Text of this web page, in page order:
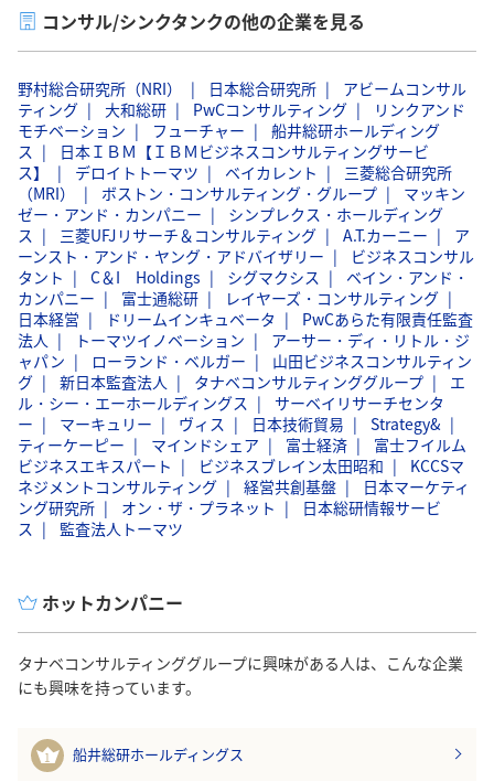
られました。この経験から、私もチームの一員として自身の
強みを活かしながら、顧客に深く寄り添い、価値を提供して
コンサル/シンクタンクの他の企業を見る
野村総合研究所（NRI） 日本総合研究所
アビームコンサル
ティング
大和総研 PwCコンサルティング
リンクアンド
モチベーション
フューチャー
船井総研ホールディング
ス
日本ＩＢＭ【ＩＢＭビジネスコンサルティングサービ
ス】
デロイトトーマツ ベイカレント
三菱総合研究所
（MRI）
ボストン・コンサルティング・グループ
マッキン
ゼー・アンド・カンパニー
シンプレクス・ホールディング
ス
三菱UFJリサーチ＆コンサルティング A.T.カーニー
ア
ーンスト・アンド・ヤング・アドバイザリー
ビジネスコンサル
タント
C＆I Holdings シグマクシス
ベイン・アンド・
カンパニー
富士通総研
レイヤーズ・コンサルティング
日本経営
ドリームインキュベータ
PwCあらた有限責任監査
法人
トーマツイノベーション
アーサー・ディ・リトル・ジ
ャパン
ローランド・ベルガー
山田ビジネスコンサルティン
グ
新日本監査法人 タナベコンサルティンググループ
エ
ル・シー・エーホールディングス
サーベイリサーチセンタ
ー
マーキュリー ヴィス 日本技術貿易
Strategy&
ティーケーピー
マインドシェア 富士経済
富士フイルム
ビジネスエキスパート
ビジネスブレイン太田昭和
KCCSマ
ネジメントコンサルティング
経営共創基盤
日本マーケティ
ング研究所
オン・ザ・プラネット
日本総研情報サービ
ス
監査法人トーマツ
ホットカンパニー
タナベコンサルティンググループに興味がある人は、こんな企業
にも興味を持っています。
1 船井総研ホールディングス